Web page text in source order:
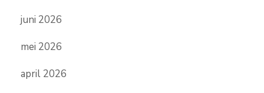
juni 2026
mei 2026
april 2026